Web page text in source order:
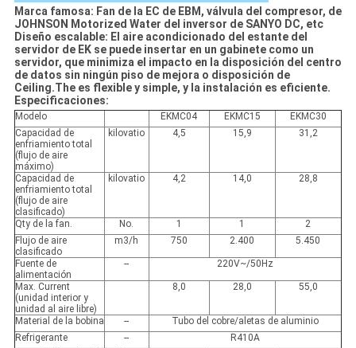
Marca famosa: Fan de la EC de EBM, válvula del compresor, de
JOHNSON Motorized Water del inversor de SANYO DC, etc
Diseño escalable: El aire acondicionado del estante del
servidor de EK se puede insertar en un gabinete como un
servidor, que minimiza el impacto en la disposición del centro
de datos sin ningún piso de mejora o disposición de
Ceiling.The es flexible y simple, y la instalación es eficiente.
Especificaciones:
Modelo EKMC04 EKMC15
EKMC30
Capacidad de
enfriamiento total
(flujo de aire
máximo)
kilovatio 4,5 15,9 31,2
Capacidad de
enfriamiento total
(flujo de aire
clasificado)
kilovatio 4,2 14,0 28,8
Qty de la fan. No. 1 1
2
Flujo de aire
clasificado
m3/h 750 2.400 5.450
Fuente de
alimentación
-- 220V~/50Hz
Max. Current
(unidad interior y
unidad al aire libre)
8,0 28,0 55,0
Material de la bobina --
Tubo del cobre/aletas de aluminio
Refrigerante
--
R410A